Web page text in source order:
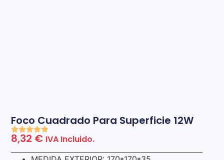
Foco Cuadrado Para Superficie 12W
8,32 € IVA Incluido.